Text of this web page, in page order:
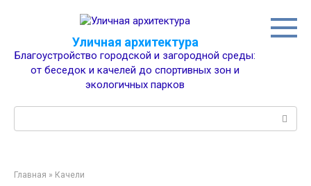
Уличная архитектура
Благоустройство городской и загородной среды:
от беседок и качелей до спортивных зон и
экологичных парков
Главная » Качели